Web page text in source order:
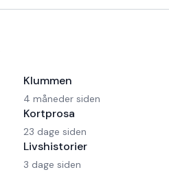
Klummen
4 måneder siden
Kortprosa
23 dage siden
Livshistorier
3 dage siden